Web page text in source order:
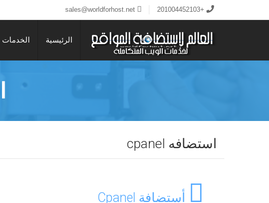
+201004452103
sales@worldforhost.net
الرئيسية الخدمات
استضافه cpanel
أستضافة Cpanel